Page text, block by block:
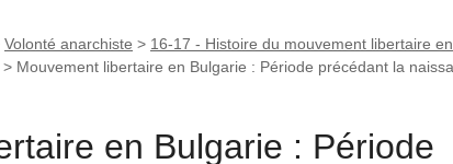
Volonté anarchiste > 16-17 - Histoire du mouvement libertaire en
> Mouvement libertaire en Bulgarie : Période précédant la
en Bulgarie : Période